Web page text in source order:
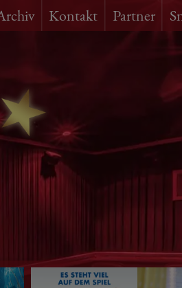
Kontakt Partner